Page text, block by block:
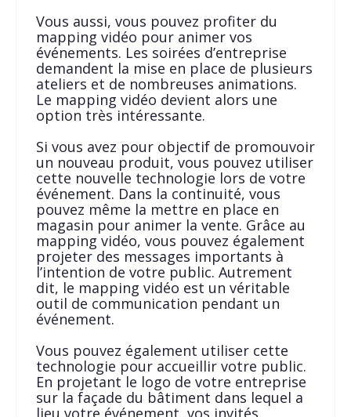
Vous aussi, vous pouvez profiter du
mapping vidéo pour animer vos
événements. Les soirées d’entreprise
demandent la mise en place de plusieurs
ateliers et de nombreuses animations.
Le mapping vidéo devient alors une
option très intéressante.
Si vous avez pour objectif de promouvoir
un nouveau produit, vous pouvez utiliser
cette nouvelle technologie lors de votre
événement. Dans la continuité, vous
pouvez même la mettre en place en
magasin pour animer la vente. Grâce au
mapping vidéo, vous pouvez également
projeter des messages importants à
l’intention de votre public. Autrement
dit, le mapping vidéo est un véritable
outil de communication pendant un
événement.
Vous pouvez également utiliser cette
technologie pour accueillir votre public.
En projetant le logo de votre entreprise
sur la façade du bâtiment dans lequel a
lieu votre événement, vos invités